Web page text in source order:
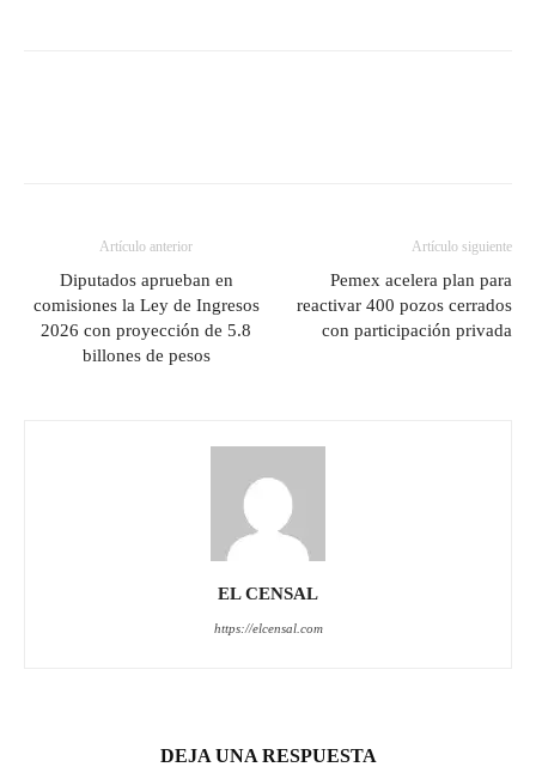
Artículo anterior
Diputados aprueban en
comisiones la Ley de Ingresos
2026 con proyección de 5.8
billones de pesos
Artículo siguiente
Pemex acelera plan para
reactivar 400 pozos cerrados
con participación privada
EL CENSAL
https://elcensal.com
DEJA UNA RESPUESTA